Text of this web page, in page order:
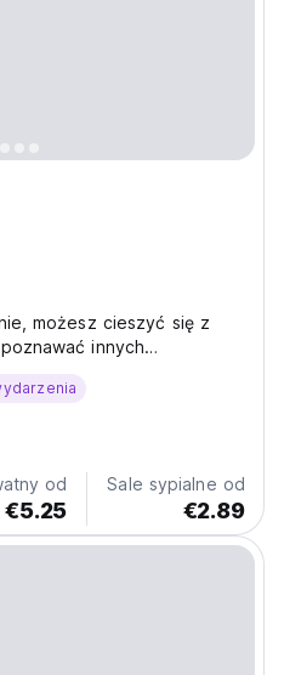
możesz cieszyć się z
innych
lub grać w bilard na
widoki
od
€5.25
Sale sypialne od
€2.89